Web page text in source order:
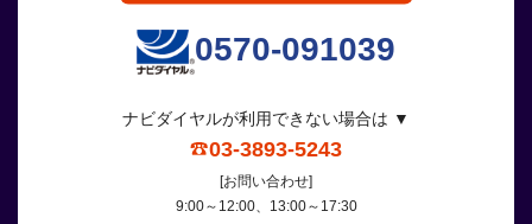
0570-091039
ナビダイヤルが利用できない場合は ▼
03-3893-5243
[お問い合わせ]
9:00～12:00、13:00～17:30